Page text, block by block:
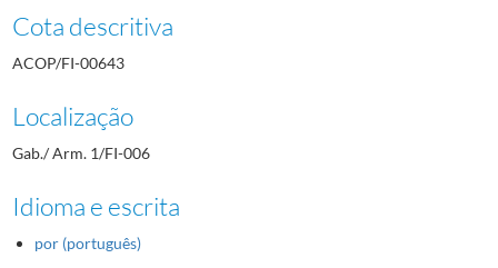
Cota descritiva
ACOP/FI-00643
Localização
Gab./ Arm. 1/FI-006
Idioma e escrita
por (português)